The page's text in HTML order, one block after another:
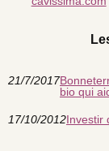
21/7/2017
bio qui
17/10/2012Investir